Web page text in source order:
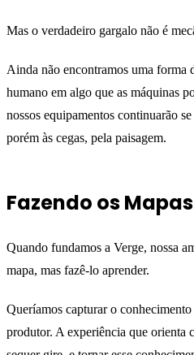
Mas o verdadeiro gargalo não é
Ainda não encontramos uma forma
humano em algo que as máquinas
nossos equipamentos continuarão
porém às cegas, pela paisagem.
Fazendo os
Quando fundamos a Verge, nossa
mapa, mas fazê-lo aprender.
Queríamos capturar o
produtor. A experiência que orienta